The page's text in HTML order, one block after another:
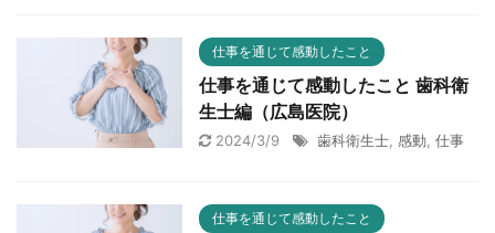
仕事を通じて感動したこと
仕事を通じて感動したこと 歯科衛
生士編（広島医院）
2024/3/9 歯科衛生士 感動 仕事
仕事を通じて感動したこと